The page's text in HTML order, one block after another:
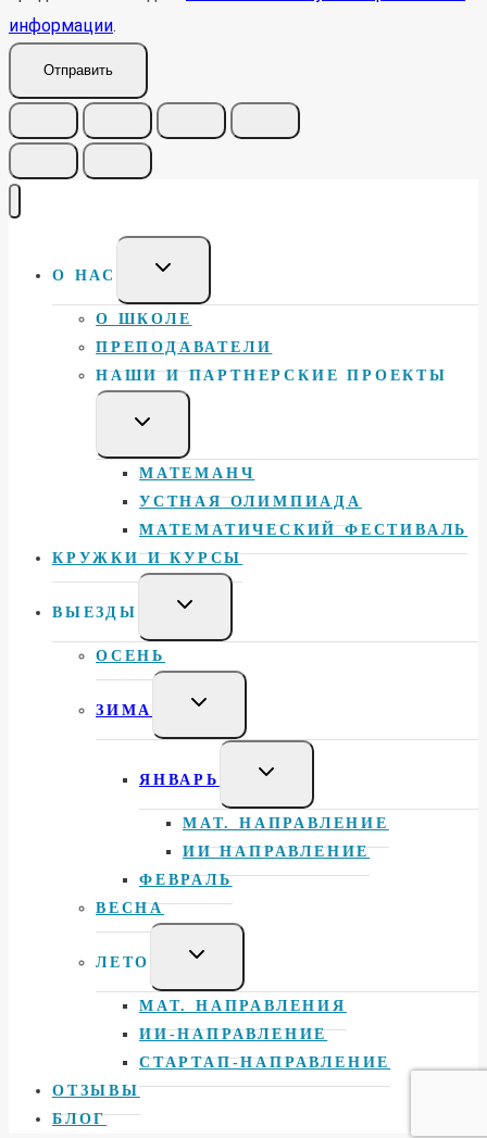
информации.
Отправить
О НАС
Toggle
menu
О ШКОЛЕ
ПРЕПОДАВАТЕЛИ
НАШИ И ПАРТНЕРСКИЕ ПРОЕКТЫ
Toggle
menu
МАТЕМАНЧ
УСТНАЯ ОЛИМПИАДА
МАТЕМАТИЧЕСКИЙ ФЕСТИВАЛЬ
КРУЖКИ И КУРСЫ
ВЫЕЗДЫ
Toggle
menu
ОСЕНЬ
ЗИМА
Toggle
menu
ЯНВАРЬ
Toggle
menu
МАТ. НАПРАВЛЕНИЕ
ИИ НАПРАВЛЕНИЕ
ФЕВРАЛЬ
ВЕСНА
ЛЕТО
Toggle
menu
МАТ. НАПРАВЛЕНИЯ
ИИ-НАПРАВЛЕНИЕ
СТАРТАП-НАПРАВЛЕНИЕ
ОТЗЫВЫ
БЛОГ